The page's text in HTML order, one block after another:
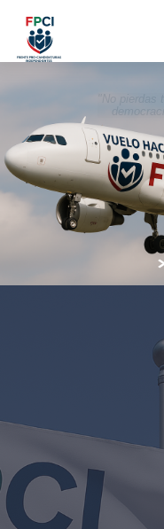
"No pierdas